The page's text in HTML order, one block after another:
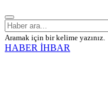
Aramak için bir kelime yazınız.
HABER İHBAR